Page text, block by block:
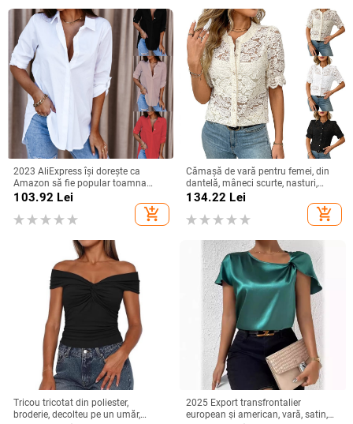
2023 AliExpress își dorește ca
Amazon să fie popular toamna
anului 2023, cămașă simplă cu
mânecă lungă și decolteu în V
pentru femei, cămașă pentru femei
103.92 Lei
add_shopping_cart
Cămașă de vară pentru femei, din
dantelă, mâneci scurte, nasturi,
imprimeu floral, croială lejeră, guler
rotund, din bumbac-poliester
134.22 Lei
add_shopping_cart
Tricou tricotat din poliester,
broderie, decolteu pe un umăr,
2025 Export transfrontalier
european și american, vară, satin,